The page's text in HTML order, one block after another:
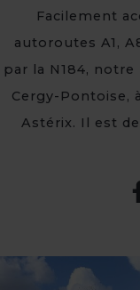
Facilement
autoroutes A1,
par la N184,
Cergy-Pontoise,
Astérix. Il est